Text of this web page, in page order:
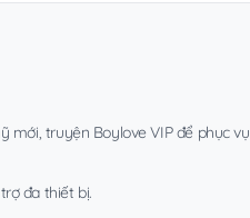
mới, truyện Boylove VIP để phục vụ
đa thiết bị.